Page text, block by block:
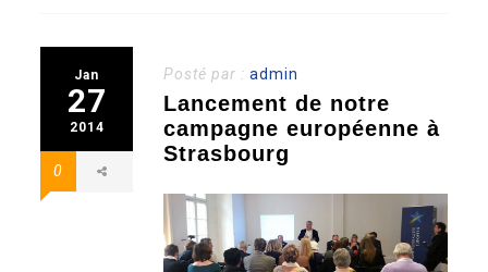
Jan
27
2014
0
Posté par :admin
Lancement de notre
campagne européenne à
Strasbourg